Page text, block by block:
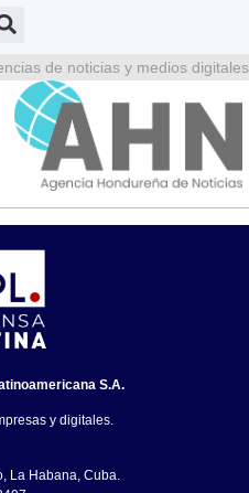
de noticias y medios digitales
S.A.
y digitales.
La Habana, Cuba.